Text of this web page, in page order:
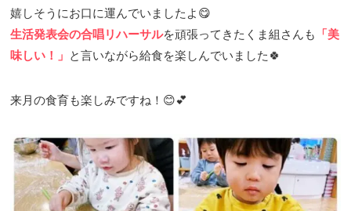
嬉しそうにお口に運んでいましたよ😋
生活発表会の合唱リハーサルを頑張ってきたくま組さんも
「美
味しい！」 と言いながら給食を楽しんでいました🍀
来月の食育も楽しみですね！😊💕